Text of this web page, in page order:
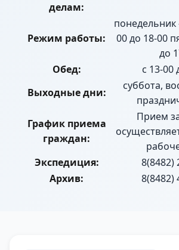
делам:
Режим работы:
понедельник
00 до 18-00
до
Обед:
с 13-00
Выходные дни:
суббота,
График приема
граждан:
Прием
Экспедиция:
8(8482)
Архив:
8(8482)